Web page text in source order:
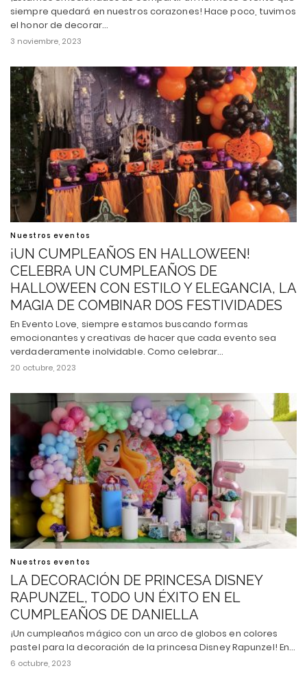
siempre quedará en nuestros corazones! Hace poco, tuvimos
el honor de decorar…
3 noviembre, 2023
Nuestros eventos
¡UN CUMPLEAÑOS EN HALLOWEEN!
CELEBRA UN CUMPLEAÑOS DE
HALLOWEEN CON ESTILO Y ELEGANCIA, LA
MAGIA DE COMBINAR DOS FESTIVIDADES
En Evento Love, siempre estamos buscando formas
emocionantes y creativas de hacer que cada evento sea
verdaderamente inolvidable. Como celebrar…
20 octubre, 2023
Nuestros eventos
LA DECORACIÓN DE PRINCESA DISNEY
RAPUNZEL, TODO UN ÉXITO EN EL
CUMPLEAÑOS DE DANIELLA
¡Un cumpleaños mágico con un arco de globos en colores
pastel para la decoración de la princesa Disney Rapunzel! En…
6 octubre, 2023